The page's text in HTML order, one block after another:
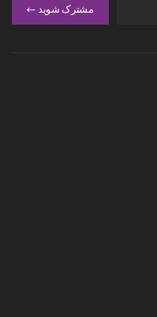
مشترک شوید